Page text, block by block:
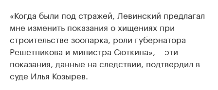
«Когда были под стражей, Левинский предлагал
мне изменить показания о хищениях при
строительстве зоопарка, роли губернатора
Решетникова и министра Сюткина», – эти
показания, данные на следствии, подтвердил в
суде Илья Козырев.